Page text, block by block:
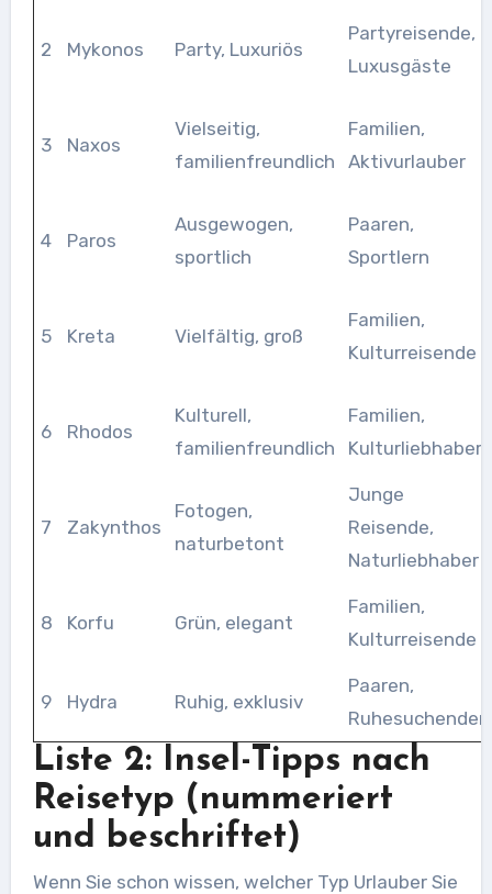
2 Mykonos Party, Luxuriös
Partyreisende,
Luxusgäste
3 Naxos
Vielseitig,
familienfreundlich
Familien,
Aktivurlauber
4 Paros
Ausgewogen,
sportlich
Paaren,
Sportlern
5 Kreta Vielfältig, groß
Familien,
Kulturreisende
6 Rhodos
Kulturell,
familienfreundlich
Familien,
Kulturliebhaber
7 Zakynthos
Fotogen,
naturbetont
Junge
Reisende,
Naturliebhaber
8 Korfu Grün, elegant
Familien,
Kulturreisende
9 Hydra Ruhig, exklusiv
Paaren,
Ruhesuchenden
Liste 2: Insel-Tipps nach
Reisetyp (nummeriert
und beschriftet)
Wenn Sie schon wissen, welcher Typ Urlauber Sie